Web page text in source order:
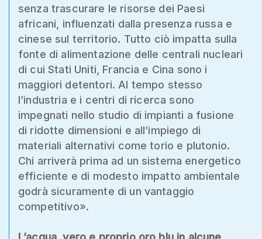
senza trascurare le risorse dei Paesi
africani, influenzati dalla presenza russa e
cinese sul territorio. Tutto ciò impatta sulla
fonte di alimentazione delle centrali nucleari
di cui Stati Uniti, Francia e Cina sono i
maggiori detentori. Al tempo stesso
l’industria e i centri di ricerca sono
impegnati nello studio di impianti a fusione
di ridotte dimensioni e all’impiego di
materiali alternativi come torio e plutonio.
Chi arriverà prima ad un sistema energetico
efficiente e di modesto impatto ambientale
godrà sicuramente di un vantaggio
competitivo».